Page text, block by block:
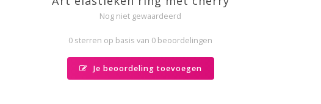
Nog niet gewaardeerd
0 sterren op basis van 0 beoordelingen
Je beoordeling toevoegen